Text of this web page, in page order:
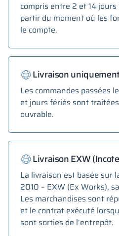
compris entre 2 et 14
partir du moment où les
le compte.
Livraison
Les commandes passées
et jours fériés sont
ouvrable.
Livraison EXW
La livraison est basée sur
2010 – EXW (Ex Works),
Les marchandises sont
et le contrat exécuté
sont sorties de l’entrepôt.